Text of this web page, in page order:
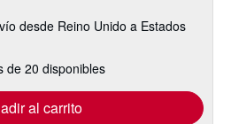
desde Reino Unido a Estados
de 20 disponibles
al carrito